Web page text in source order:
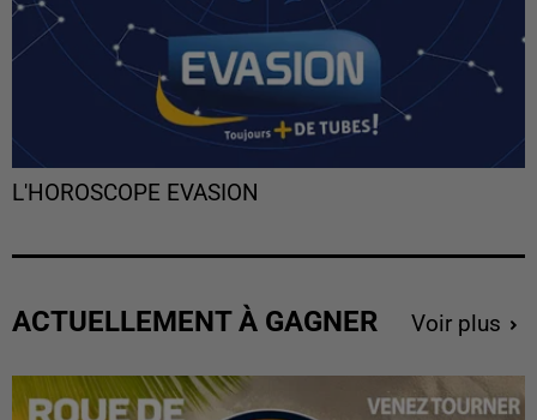
L'HOROSCOPE EVASION
ACTUELLEMENT À GAGNER Voir plus